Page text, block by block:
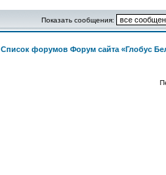
Показать сообщения:
Список форумов Форум сайта «Глобус